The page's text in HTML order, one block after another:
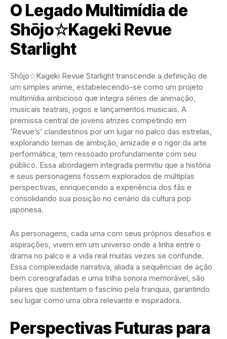
O Legado Multimídia de
Shōjo☆Kageki Revue
Starlight
Shōjo☆Kageki Revue Starlight transcende a definição de
um simples anime, estabelecendo-se como um projeto
multimídia ambicioso que integra séries de animação,
musicais teatrais, jogos e lançamentos musicais. A
premissa central de jovens atrizes competindo em
‘Revue’s’ clandestinos por um lugar no palco das estrelas,
explorando temas de ambição, amizade e o rigor da arte
performática, tem ressoado profundamente com seu
público. Essa abordagem integrada permitiu que a história
e seus personagens fossem explorados de múltiplas
perspectivas, enriquecendo a experiência dos fãs e
consolidando sua posição no cenário da cultura pop
japonesa.
As personagens, cada uma com seus próprios desafios e
aspirações, vivem em um universo onde a linha entre o
drama no palco e a vida real muitas vezes se confunde.
Essa complexidade narrativa, aliada a sequências de ação
bem coreografadas e uma trilha sonora memorável, são
pilares que sustentam o fascínio pela franquia, garantindo
seu lugar como uma obra relevante e inspiradora.
Perspectivas Futuras para